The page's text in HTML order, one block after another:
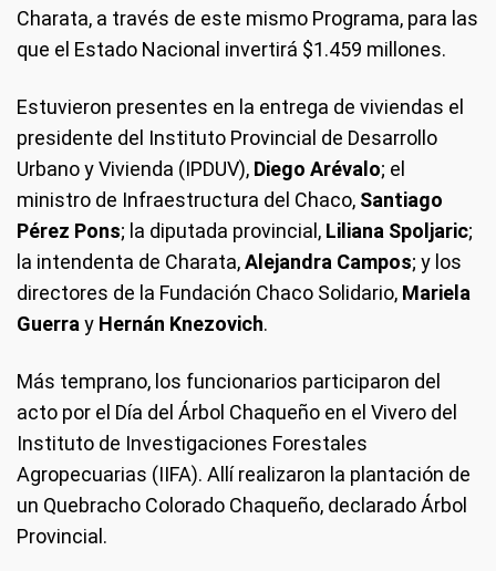
Charata, a través de este mismo Programa, para las
que el Estado Nacional invertirá $1.459 millones.
Estuvieron presentes en la entrega de viviendas el
presidente del Instituto Provincial de Desarrollo
Urbano y Vivienda (IPDUV), Diego Arévalo; el
ministro de Infraestructura del Chaco, Santiago
Pérez Pons; la diputada provincial, Liliana Spoljaric;
la intendenta de Charata,Alejandra Campos; y los
directores de la Fundación Chaco Solidario, Mariela
Guerra y Hernán Knezovich.
Más temprano, los funcionarios participaron del
acto por el Día del Árbol Chaqueño en el Vivero del
Instituto de Investigaciones Forestales
Agropecuarias (IIFA). Allí realizaron la plantación de
un Quebracho Colorado Chaqueño, declarado Árbol
Provincial.